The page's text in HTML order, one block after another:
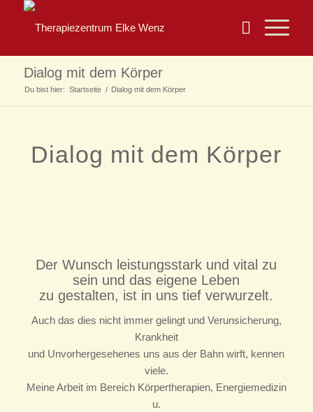
Dialog mit dem Körper
Du bist hier: Startseite / Dialog mit dem Körper
Dialog mit dem Körper
Der Wunsch leistungsstark und vital zu
sein und das eigene Leben
zu gestalten, ist in uns tief verwurzelt.
Auch das dies nicht immer gelingt und Verunsicherung,
Krankheit
und Unvorhergesehenes uns aus der Bahn wirft, kennen
viele.
Meine Arbeit im Bereich Körpertherapien, Energiemedizin
u.